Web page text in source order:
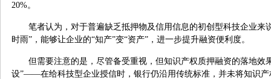
20%。
笔者认为，对于普遍缺乏抵押物及信用信息的初创型科技企业来
时雨”，能够让企业的“知产”变“资产”，进一步提升融资便利度。
但需要注意的是，尽管备受重视，但知识产权质押融资的落地效
设”——在给科技型企业授信时，银行仍沿用传统标准，并未将知识